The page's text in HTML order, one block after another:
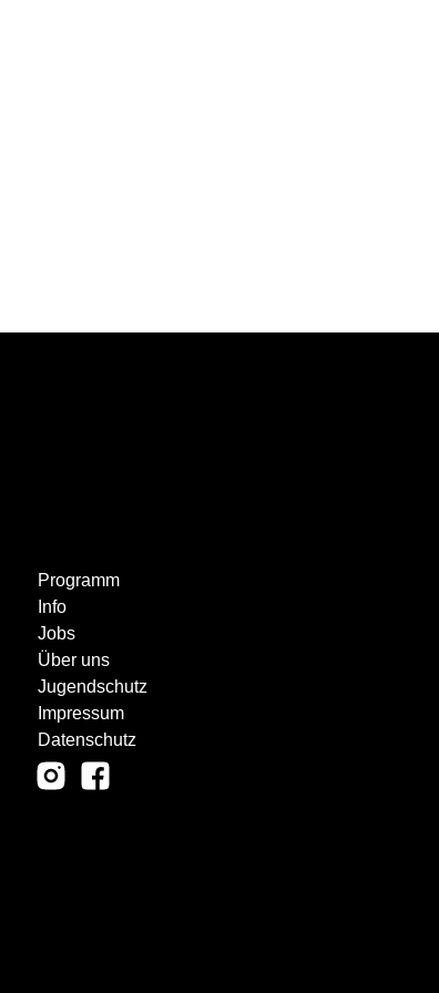
Programm
Info
Jobs
Über uns
Jugendschutz
Impressum
Datenschutz